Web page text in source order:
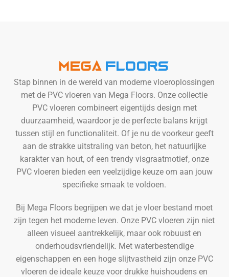
Mega Floors
Stap binnen in de wereld van moderne vloeroplossingen
met de PVC vloeren van Mega Floors. Onze collectie
PVC vloeren combineert eigentijds design met
duurzaamheid, waardoor je de perfecte balans krijgt
tussen stijl en functionaliteit. Of je nu de voorkeur geeft
aan de strakke uitstraling van beton, het natuurlijke
karakter van hout, of een trendy visgraatmotief, onze
PVC vloeren bieden een veelzijdige keuze om aan jouw
specifieke smaak te voldoen.
Bij Mega Floors begrijpen we dat je vloer bestand moet
zijn tegen het moderne leven. Onze PVC vloeren zijn niet
alleen visueel aantrekkelijk, maar ook robuust en
onderhoudsvriendelijk. Met waterbestendige
eigenschappen en een hoge slijtvastheid zijn onze PVC
vloeren de ideale keuze voor drukke huishoudens en